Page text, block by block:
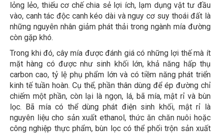
lỏng lẻo, thiếu cơ chế chia sẻ lợi ích, lạm dụng vật tư đầu
vào, canh tác độc canh kéo dài và nguy cơ suy thoái đất là
những nguyên nhân giảm phát thải trong ngành mía đường
còn gặp khó.
Trong khi đó, cây mía được đánh giá có những lợi thế mà ít
mặt hàng có được như sinh khối lớn, khả năng hấp thụ
carbon cao, tỷ lệ phụ phẩm lớn và có tiềm năng phát triển
kinh tế tuần hoàn. Cụ thể, phần thân dùng để ép đường chỉ
chiếm một phần, còn lại là ngọn, lá, bã mía, mật rỉ và bùn
lọc. Bã mía có thể dùng phát điện sinh khối, mật rỉ là
nguyên liệu cho sản xuất ethanol, thức ăn chăn nuôi hoặc
công nghiệp thực phẩm, bùn lọc có thể phối trộn sản xuất